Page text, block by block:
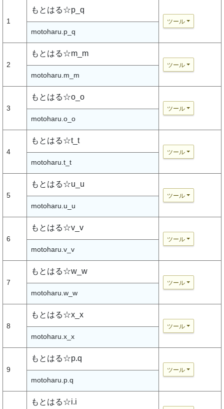
1
もとはる☆p_q
ツール
motoharu.p_q
2
もとはる☆m_m
ツール
motoharu.m_m
3
もとはる☆o_o
ツール
motoharu.o_o
4
もとはる☆t_t
ツール
motoharu.t_t
5
もとはる☆u_u
ツール
motoharu.u_u
6
もとはる☆v_v
ツール
motoharu.v_v
7
もとはる☆w_w
ツール
motoharu.w_w
8
もとはる☆x_x
ツール
motoharu.x_x
9
もとはる☆p.q
ツール
motoharu.p.q
もとはる☆i.i